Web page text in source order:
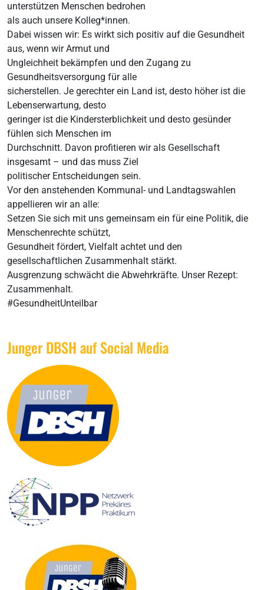
unterstützen Menschen bedrohen
als auch unsere Kolleg*innen.
Dabei wissen wir: Es wirkt sich positiv auf die Gesundheit
aus, wenn wir Armut und
Ungleichheit bekämpfen und den Zugang zu
Gesundheitsversorgung für alle
sicherstellen. Je gerechter ein Land ist, desto höher ist die
Lebenserwartung, desto
geringer ist die Kindersterblichkeit und desto gesünder
fühlen sich Menschen im
Durchschnitt. Davon profitieren wir als Gesellschaft
insgesamt – und das muss Ziel
politischer Entscheidungen sein.
Vor den anstehenden Kommunal- und Landtagswahlen
appellieren wir an alle:
Setzen Sie sich mit uns gemeinsam ein für eine Politik, die
Menschenrechte schützt,
Gesundheit fördert, Vielfalt achtet und den
gesellschaftlichen Zusammenhalt stärkt.
Ausgrenzung schwächt die Abwehrkräfte. Unser Rezept:
Zusammenhalt.
#GesundheitUnteilbar
Junger DBSH auf Social Media